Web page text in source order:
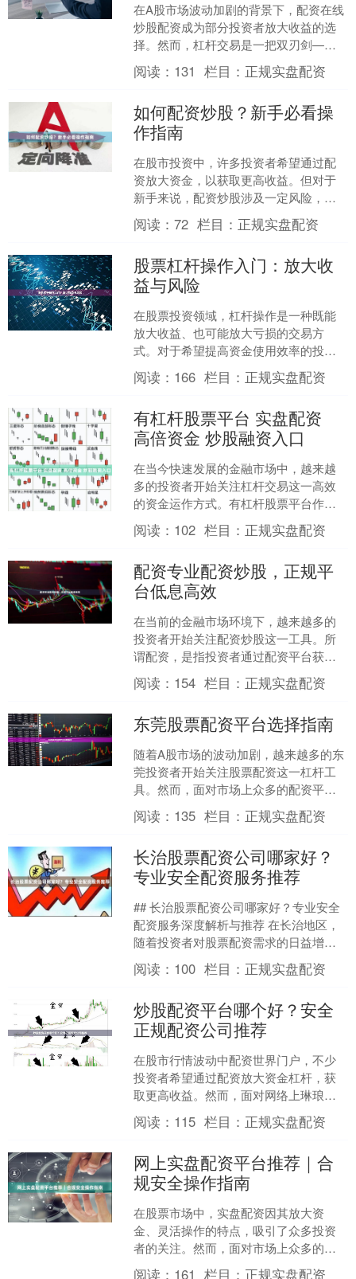
在A股市场波动加剧的背景下，配资在线
炒股配资成为部分投资者放大收益的选
择。然而，杠杆交易是一把双刃剑——
既能放大盈利，也可能加速亏损。本文
将围绕安全杠杆策略与实....
阅读： 131 栏目： 正规实盘配资
如何配资炒股？新手必看操
作指南
在股市投资中，许多投资者希望通过配
资放大资金，以获取更高收益。但对于
新手来说，配资炒股涉及一定风险，需
要充分了解操作流程和注意事项。本文
将详细介绍如何配资炒股，....
阅读：72 栏目： 正规实盘配资
股票杠杆操作入门：放大收
益与风险
在股票投资领域，杠杆操作是一种既能
放大收益、也可能放大亏损的交易方
式。对于希望提高资金使用效率的投资
者来说，理解杠杆操作的基本原理和风
险控制方法至关重要。本文将....
阅读： 166 栏目： 正规实盘配资
有杠杆股票平台 实盘配资
高倍资金 炒股融资入口
在当今快速发展的金融市场中，越来越
多的投资者开始关注杠杆交易这一高效
的资金运作方式。有杠杆股票平台作为
实盘配资的重要载体，为投资者提供了
高倍资金支持，打开了炒股....
阅读： 102 栏目： 正规实盘配资
配资专业配资炒股，正规平
台低息高效
在当前的金融市场环境下，越来越多的
投资者开始关注配资炒股这一工具。所
谓配资，是指投资者通过配资平台获得
额外资金配资世界门户，放大自身交易
规模的操作方式。对于有一....
阅读： 154 栏目： 正规实盘配资
东莞股票配资平台选择指南
随着A股市场的波动加剧，越来越多的东
莞投资者开始关注股票配资这一杠杆工
具。然而，面对市场上众多的配资平
台，如何选择一个安全、合规、服务优
质的平台，成为投资者最关....
阅读： 135 栏目： 正规实盘配资
长治股票配资公司哪家好？
专业安全配资服务推荐
## 长治股票配资公司哪家好？专业安全
配资服务深度解析与推荐 在长治地区，
随着投资者对股票配资需求的日益增
长，如何选择一家专业、安全、可靠的
配资公司成为众多投资....
阅读： 100 栏目： 正规实盘配资
炒股配资平台哪个好？安全
正规配资公司推荐
在股市行情波动中配资世界门户，不少
投资者希望通过配资放大资金杠杆，获
取更高收益。然而，面对网络上琳琅满
目的配资平台广告，“炒股配资平台哪个
好？”成为许多投资者首....
阅读： 115 栏目： 正规实盘配资
网上实盘配资平台推荐｜合
规安全操作指南
在股票市场中，实盘配资因其放大资
金、灵活操作的特点，吸引了众多投资
者的关注。然而，面对市场上众多的配
资平台，如何选择合规、安全的平台配
阅读： 161 栏目： 正规实盘配资